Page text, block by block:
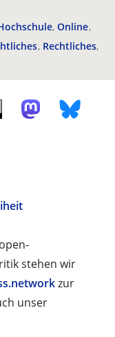
Online
Rechtliches
stehen wir
zur
unser